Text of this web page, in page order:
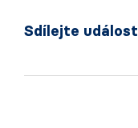
Sdílejte událost